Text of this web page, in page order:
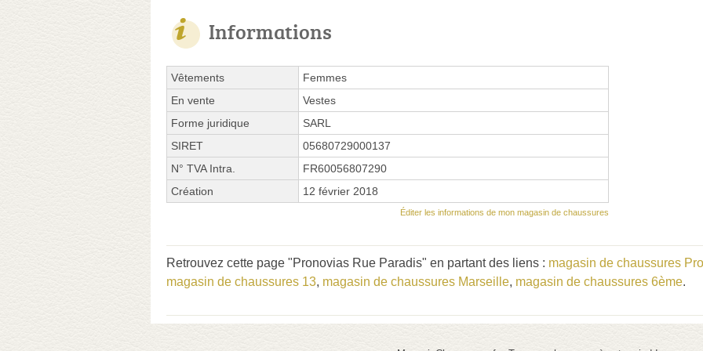
Informations
Vêtements
Femmes
En vente
Vestes
Forme juridique
SARL
SIRET
05680729000137
N° TVA Intra.
FR60056807290
Création
12 février 2018
Éditer les informations de mon magasin de chaussures
Retrouvez cette page "Pronovias Rue Paradis" en partant des liens : magasin de chaussures
magasin de chaussures 13, magasin de chaussures Marseille, magasin de chaussures 6ème.